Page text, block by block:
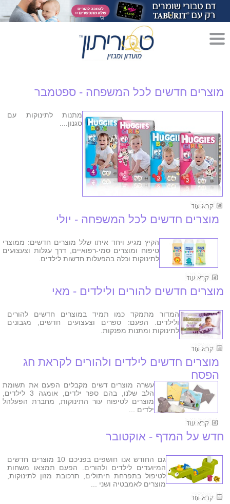
הריון»
מתכונים לקטנטנים»
סגנון חיים»
מוצרים חדשים לכל המשפחה - ספטמבר
מתנות לתינוקות עם
סגנון....
מוצרים חדשים לכל המשפחה - יולי
הקיץ מגיע ויחד איתו שלל מוצרים חדשים: ממוצרי
טיפוח ומוצרים סמי-רפואיים, דרך עגלות וצעצועים
לתינוקות וכלה בהפעלות חדשות לילדים.
מוצרים חדשים להורים ולילדים - מאי
המדור מתמקד כמו תמיד במוצרים חדשים להורים
ולילדים. הפעם: ספרים וצעצועים חדשים, מגבונים
לתינוקות ומתנות מפנקות.
מוצרים חדשים לילדים ולהורים לקראת חג
הפסח
עשרה מוצרים דשים מקבלים הפעם את תשומת
הלב שלנו, בהם ספר ילדים, אומגה 3 לילדים,
מוצרים לטיפוח עור התינוקות, מחברת הפעלהל
ילדים ...
חדש על המדף - אוקטובר
גם החודש אנו חושפים בפניכם 10 מוצרים חדשים
המיועדים לילדים ולהורים. הפעם תמצאו משחות
לטיפול בתפרחת חיתולים, תרכובת מזון לתינוקות,
מוצרים לאמבטיה ושני ...